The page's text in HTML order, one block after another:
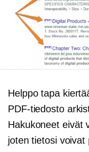
Helppo tapa
PDF-tiedosto
Hakukoneet eivät
joten tietosi voivat